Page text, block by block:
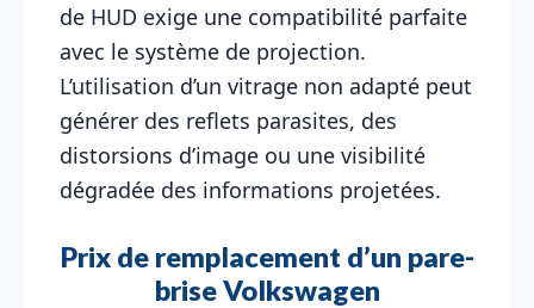
de HUD exige une compatibilité parfaite
avec le système de projection.
L’utilisation d’un vitrage non adapté peut
générer des reflets parasites, des
distorsions d’image ou une visibilité
dégradée des informations projetées.
Prix de remplacement d’un pare-
brise Volkswagen